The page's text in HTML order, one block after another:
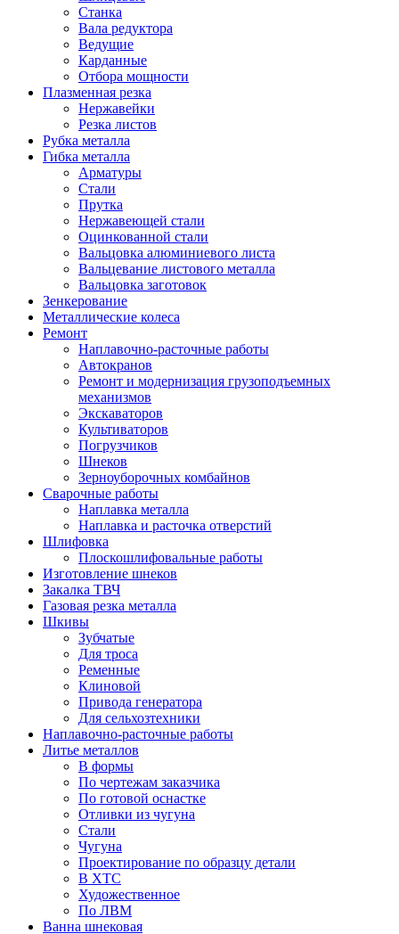
Станка
Вала редуктора
Ведущие
Карданные
Отбора мощности
Плазменная резка
Нержавейки
Резка листов
Рубка металла
Гибка металла
Арматуры
Стали
Прутка
Нержавеющей стали
Оцинкованной стали
Вальцовка алюминиевого листа
Вальцевание листового металла
Вальцовка заготовок
Зенкерование
Металлические колеса
Ремонт
Наплавочно-расточные работы
Автокранов
Ремонт и модернизация грузоподъемных
механизмов
Экскаваторов
Культиваторов
Погрузчиков
Шнеков
Зерноуборочных комбайнов
Сварочные работы
Наплавка металла
Наплавка и расточка отверстий
Шлифовка
Плоскошлифовальные работы
Изготовление шнеков
Закалка ТВЧ
Газовая резка металла
Шкивы
Зубчатые
Для троса
Ременные
Клиновой
Привода генератора
Для сельхозтехники
Наплавочно-расточные работы
Литье металлов
В формы
По чертежам заказчика
По готовой оснастке
Отливки из чугуна
Стали
Чугуна
Проектирование по образцу детали
В ХТС
Художественное
По ЛВМ
Ванна шнековая